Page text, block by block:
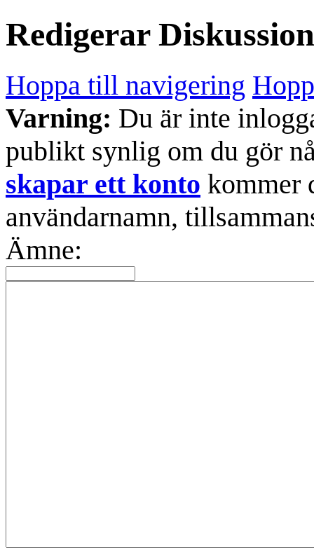
Redigerar
Hoppa till navigering
Varning: Du är inte
publikt synlig om du gör
skapar ett konto kommer
användarnamn,
Ämne: